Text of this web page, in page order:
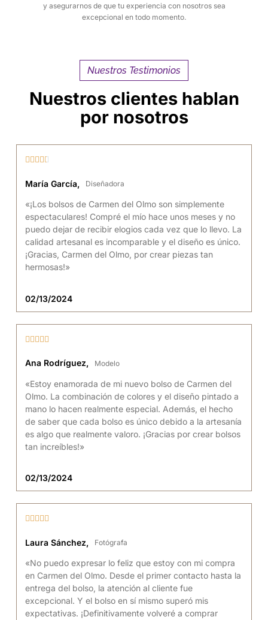
y asegurarnos de que tu experiencia con nosotros sea
excepcional en todo momento.
Nuestros Testimonios
Nuestros clientes hablan
por nosotros
    
María García, Diseñadora
«¡Los bolsos de Carmen del Olmo son simplemente
espectaculares! Compré el mío hace unos meses y no
puedo dejar de recibir elogios cada vez que lo llevo. La
calidad artesanal es incomparable y el diseño es único.
¡Gracias, Carmen del Olmo, por crear piezas tan
hermosas!»
02/13/2024

Ana Rodríguez, Modelo
«Estoy enamorada de mi nuevo bolso de Carmen del
Olmo. La combinación de colores y el diseño pintado a
mano lo hacen realmente especial. Además, el hecho
de saber que cada bolso es único debido a la artesanía
es algo que realmente valoro. ¡Gracias por crear bolsos
tan increíbles!»
02/13/2024
    
Laura Sánchez, Fotógrafa
«No puedo expresar lo feliz que estoy con mi compra
en Carmen del Olmo. Desde el primer contacto hasta la
entrega del bolso, la atención al cliente fue
excepcional. Y el bolso en sí mismo superó mis
expectativas. ¡Definitivamente volveré a comprar